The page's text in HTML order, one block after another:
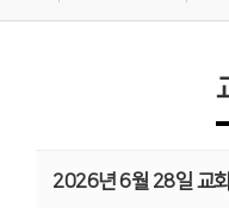
2026년 6월 28일 교